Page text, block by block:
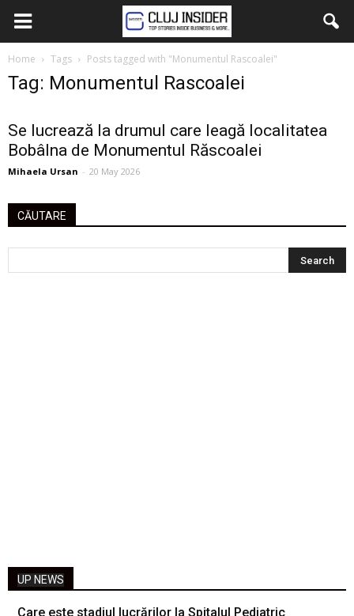
Home Tags Posts tagged with "Monumentul Rascoalei"
Tag: Monumentul Rascoalei
Se lucrează la drumul care leagă localitatea
Bobâlna de Monumentul Răscoalei
Mihaela Ursan - 20 May 2026
CĂUTARE
UP NEWS
Care este stadiul lucrărilor la Spitalul Pediatric